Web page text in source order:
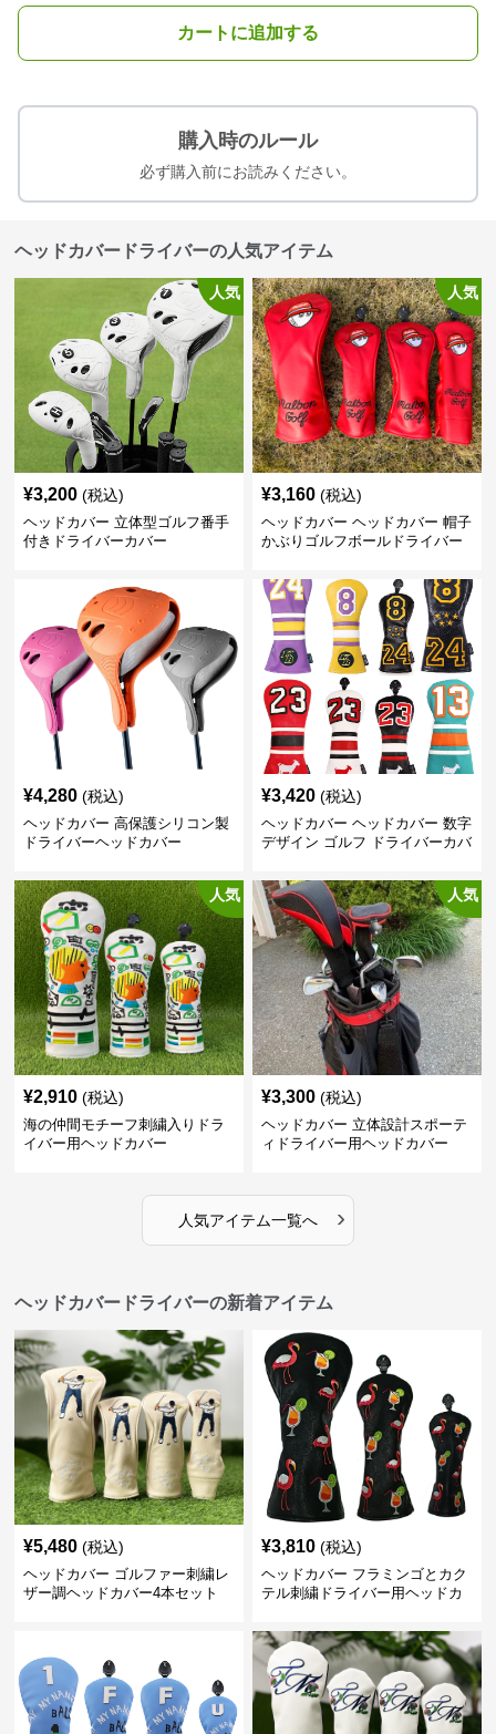
カートに追加する
購入時のルール
必ず購入前にお読みください。
ヘッドカバードライバーの人気アイテム
人気
¥3,200 (税込)
ヘッドカバー 立体型ゴルフ番手
付きドライバーカバー
人気
¥3,160 (税込)
ヘッドカバー ヘッドカバー 帽子
かぶりゴルフボールドライバー
¥4,280 (税込)
ヘッドカバー 高保護シリコン製
ドライバーヘッドカバー
¥3,420 (税込)
ヘッドカバー ヘッドカバー 数字
デザイン ゴルフ ドライバーカバ
人気
¥2,910 (税込)
海の仲間モチーフ刺繍入りドラ
イバー用ヘッドカバー
人気
¥3,300 (税込)
ヘッドカバー 立体設計スポーテ
ィドライバー用ヘッドカバー
人気アイテム一覧へ ›
ヘッドカバードライバーの新着アイテム
¥5,480 (税込)
ヘッドカバー ゴルファー刺繍レ
ザー調ヘッドカバー4本セット
¥3,810 (税込)
ヘッドカバー フラミンゴとカク
テル刺繍ドライバー用ヘッドカ